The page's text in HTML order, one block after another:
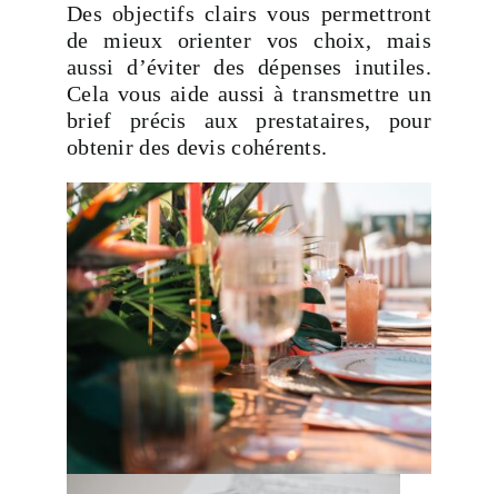
Des objectifs clairs vous permettront
de mieux orienter vos choix, mais
aussi d’éviter des dépenses inutiles.
Cela vous aide aussi à transmettre un
brief précis aux prestataires, pour
obtenir des devis cohérents.